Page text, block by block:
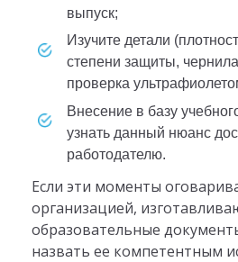
выпуск;
изучите детали (плотность бумаги,
степени защиты,
проверка
внесение в базу учебного учреждения –
узнать данный нюанс
работодателю.
Если эти моменты
организацией,
образовательные
назвать ее компетентным